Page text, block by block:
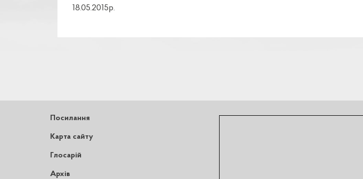
18.05.2015р.
Посилання
Карта сайту
Глосарій
Архів